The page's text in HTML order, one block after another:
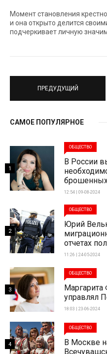
Момент становления
и она открыто делится
подчеркивает личную
ПРЕДУДУЩИЙ
САМОЕ ПОПУЛЯРНОЕ
ОБЩЕСТВО
В России
брошенных
12:54 | 09-08-2024
1
ОБЩЕСТВО
Юрий
отчетах
11:26 | 24-05-2024
2
ОБЩЕСТВО
управлял
18:03 | 23-06-2024
3
ОБЩЕСТВО
В Москве
4